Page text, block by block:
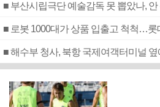
■ 부산시립극단 예술감독 못 뽑았나, 안
■ 로봇 1000대가 상품 입출고 척척…롯
■ 해수부 청사, 북항 국제여객터미널